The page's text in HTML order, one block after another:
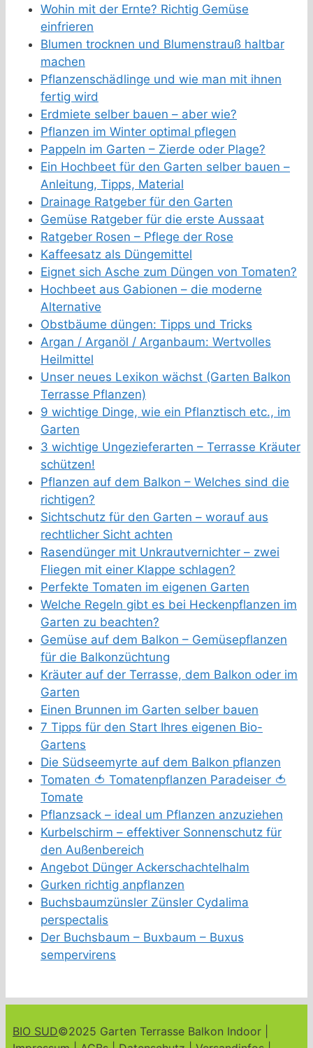
Wohin mit der Ernte? Richtig Gemüse
einfrieren
Blumen trocknen und Blumenstrauß haltbar
machen
Pflanzenschädlinge und wie man mit ihnen
fertig wird
Erdmiete selber bauen – aber wie?
Pflanzen im Winter optimal pflegen
Pappeln im Garten – Zierde oder Plage?
Ein Hochbeet für den Garten selber bauen –
Anleitung, Tipps, Material
Drainage Ratgeber für den Garten
Gemüse Ratgeber für die erste Aussaat
Ratgeber Rosen – Pflege der Rose
Kaffeesatz als Düngemittel
Eignet sich Asche zum Düngen von Tomaten?
Hochbeet aus Gabionen – die moderne
Alternative
Obstbäume düngen: Tipps und Tricks
Argan / Arganöl / Arganbaum: Wertvolles
Heilmittel
Unser neues Lexikon wächst (Garten Balkon
Terrasse Pflanzen)
9 wichtige Dinge, wie ein Pflanztisch etc., im
Garten
3 wichtige Ungezieferarten – Terrasse Kräuter
schützen!
Pflanzen auf dem Balkon – Welches sind die
richtigen?
Sichtschutz für den Garten – worauf aus
rechtlicher Sicht achten
Rasendünger mit Unkrautvernichter – zwei
Fliegen mit einer Klappe schlagen?
Perfekte Tomaten im eigenen Garten
Welche Regeln gibt es bei Heckenpflanzen im
Garten zu beachten?
Gemüse auf dem Balkon – Gemüsepflanzen
für die Balkonzüchtung
Kräuter auf der Terrasse, dem Balkon oder im
Garten
Einen Brunnen im Garten selber bauen
7 Tipps für den Start Ihres eigenen Bio-
Gartens
Die Südseemyrte auf dem Balkon pflanzen
Tomaten 🍅 Tomatenpflanzen Paradeiser 🍅
Tomate
Pflanzsack – ideal um Pflanzen anzuziehen
Kurbelschirm – effektiver Sonnenschutz für
den Außenbereich
Angebot Dünger Ackerschachtelhalm
Gurken richtig anpflanzen
Buchsbaumzünsler Zünsler Cydalima
perspectalis
Der Buchsbaum – Buxbaum – Buxus
sempervirens
BIO SUD©2025 Garten Terrasse Balkon Indoor |